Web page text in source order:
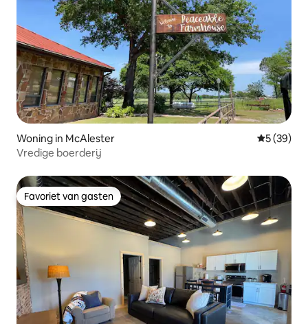
Woning in McAlester
5 (39)
Vredige boerderij
Favoriet van gasten
Favoriet van gasten